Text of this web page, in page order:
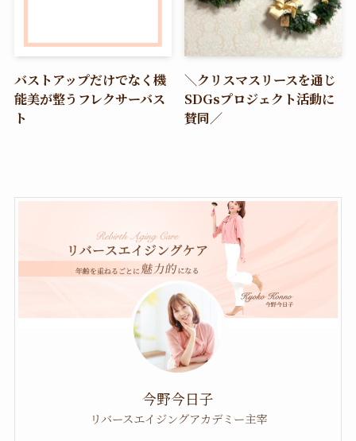
バストアップだけでなく機
能美が整うフレクサーバス
ト
＼クリスマスリースを通じ
SDGsプロジェクト活動に
賛同／
今野今日子
リバースエイジングアカデミー主宰